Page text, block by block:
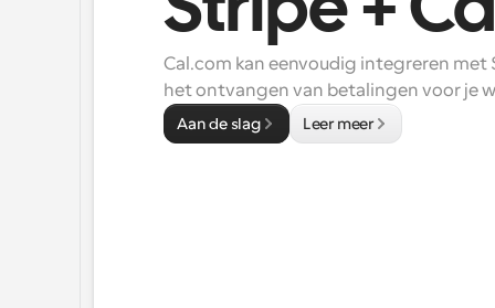
Cal.com kan eenvoudig integreren
het ontvangen van betalingen voor je
Aan de slag Leer meer